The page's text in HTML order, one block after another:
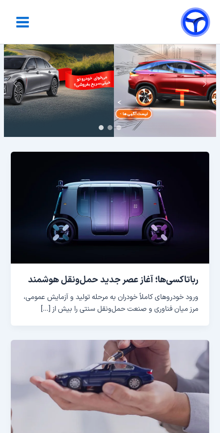
محتوا
Menu
رباتاکسی‌ها؛ آغاز عصر جدید حمل‌ونقل هوشمند
ورود خودروهای کاملاً خودران به مرحله تولید و آزمایش عمومی،
مرز میان فناوری و صنعت حمل‌ونقل سنتی را بیش از […]